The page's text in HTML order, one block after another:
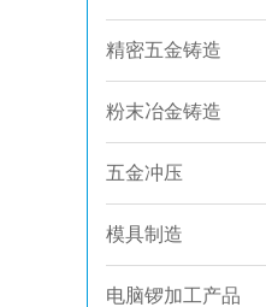
精密五金铸造
粉末冶金铸造
五金冲压
模具制造
电脑锣加工产品